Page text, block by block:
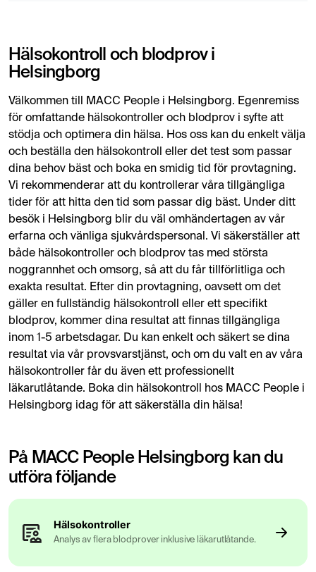
Hälsokontroll och blodprov i
Helsingborg
Välkommen till MACC People i Helsingborg. Egenremiss
för omfattande hälsokontroller och blodprov i syfte att
stödja och optimera din hälsa. Hos oss kan du enkelt välja
och beställa den hälsokontroll eller det test som passar
dina behov bäst och boka en smidig tid för provtagning.
Vi rekommenderar att du kontrollerar våra tillgängliga
tider för att hitta den tid som passar dig bäst. Under ditt
besök i Helsingborg blir du väl omhändertagen av vår
erfarna och vänliga sjukvårdspersonal. Vi säkerställer att
både hälsokontroller och blodprov tas med största
noggrannhet och omsorg, så att du får tillförlitliga och
exakta resultat. Efter din provtagning, oavsett om det
gäller en fullständig hälsokontroll eller ett specifikt
blodprov, kommer dina resultat att finnas tillgängliga
inom 1-5 arbetsdagar. Du kan enkelt och säkert se dina
resultat via vår provsvarstjänst, och om du valt en av våra
hälsokontroller får du även ett professionellt
läkarutlåtande. Boka din hälsokontroll hos MACC People i
Helsingborg idag för att säkerställa din hälsa!
På MACC People Helsingborg kan du
utföra följande
Hälsokontroller
Analys av flera blodprover inklusive läkarutlåtande.